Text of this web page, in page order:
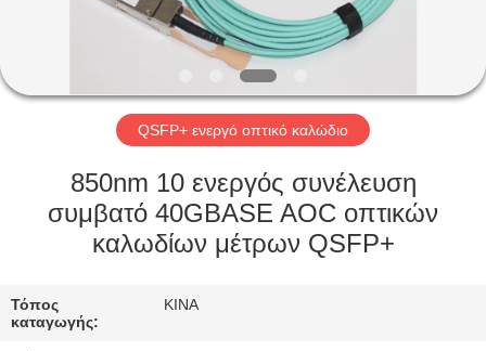
ΠΕΡΊΠΟΥ
ΕΜΕΊΣ
ΓΎΡΟΣ
ΕΡΓΟΣΤΑΣΊΩΝ
ΈΛΕΓΧΟΣ
QSFP+ ενεργό οπτικό καλώδιο
850nm 10 ενεργός συνέλευση
συμβατό 40GBASE AOC οπτικών
καλωδίων μέτρων QSFP+
Τόπος
καταγωγής:
ΚΙΝΑ